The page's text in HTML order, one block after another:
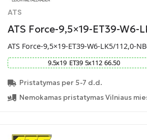
ATS
ATS Force-9,5×19-ET39-W6-
ATS Force-9,5×19-ET39-W6-LK5/112,0-
9.5x19 ET39 5x112 66.50
Pristatymas per 5-7 d.d.
Nemokamas pristatymas Vilniaus